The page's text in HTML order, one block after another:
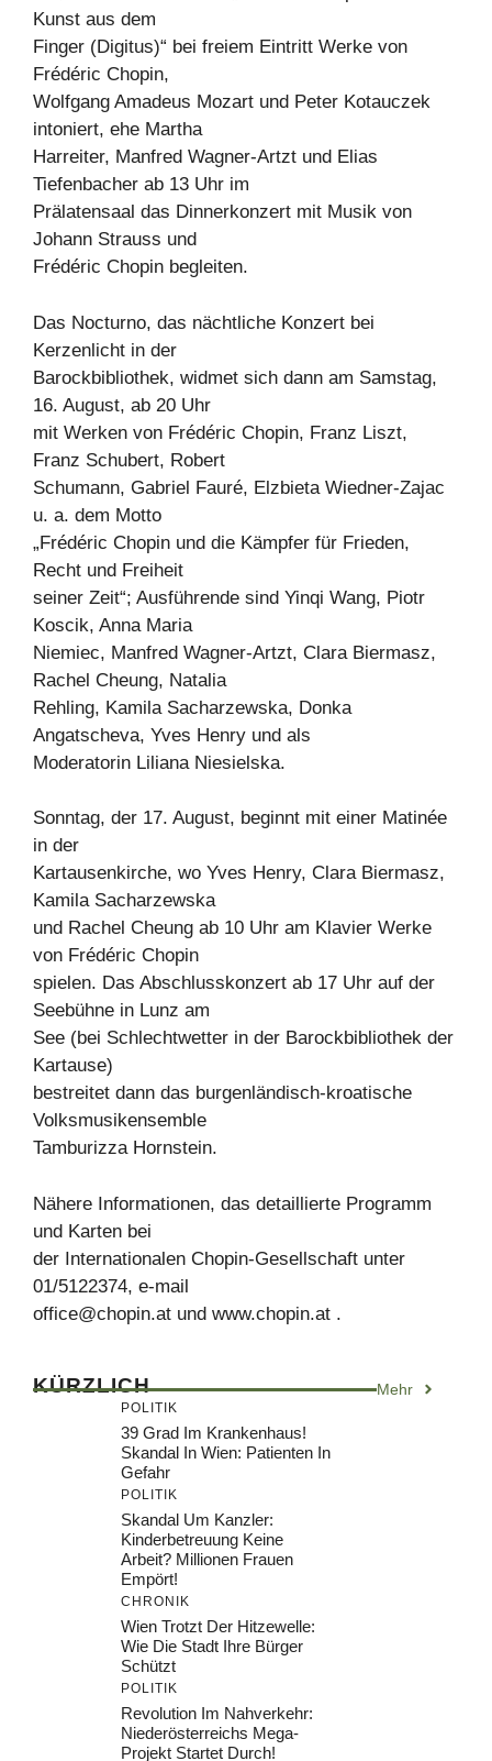
Kunst aus dem
Finger (Digitus)“ bei freiem Eintritt Werke von
Frédéric Chopin,
Wolfgang Amadeus Mozart und Peter Kotauczek
intoniert, ehe Martha
Harreiter, Manfred Wagner-Artzt und Elias
Tiefenbacher ab 13 Uhr im
Prälatensaal das Dinnerkonzert mit Musik von
Johann Strauss und
Frédéric Chopin begleiten.
Das Nocturno, das nächtliche Konzert bei
Kerzenlicht in der
Barockbibliothek, widmet sich dann am Samstag,
16. August, ab 20 Uhr
mit Werken von Frédéric Chopin, Franz Liszt,
Franz Schubert, Robert
Schumann, Gabriel Fauré, Elzbieta Wiedner-Zajac
u. a. dem Motto
„Frédéric Chopin und die Kämpfer für Frieden,
Recht und Freiheit
seiner Zeit“; Ausführende sind Yinqi Wang, Piotr
Koscik, Anna Maria
Niemiec, Manfred Wagner-Artzt, Clara Biermasz,
Rachel Cheung, Natalia
Rehling, Kamila Sacharzewska, Donka
Angatscheva, Yves Henry und als
Moderatorin Liliana Niesielska.
Sonntag, der 17. August, beginnt mit einer Matinée
in der
Kartausenkirche, wo Yves Henry, Clara Biermasz,
Kamila Sacharzewska
und Rachel Cheung ab 10 Uhr am Klavier Werke
von Frédéric Chopin
spielen. Das Abschlusskonzert ab 17 Uhr auf der
Seebühne in Lunz am
See (bei Schlechtwetter in der Barockbibliothek der
Kartause)
bestreitet dann das burgenländisch-kroatische
Volksmusikensemble
Tamburizza Hornstein.
Nähere Informationen, das detaillierte Programm
und Karten bei
der Internationalen Chopin-Gesellschaft unter
01/5122374, e-mail
office@chopin.at und www.chopin.at .
KÜRZLICH Mehr
POLITIK
39 Grad Im Krankenhaus!
Skandal In Wien: Patienten In
Gefahr
POLITIK
Skandal Um Kanzler:
Kinderbetreuung Keine
Arbeit? Millionen Frauen
Empört!
CHRONIK
Wien Trotzt Der Hitzewelle:
Wie Die Stadt Ihre Bürger
Schützt
POLITIK
Revolution Im Nahverkehr:
Niederösterreichs Mega-
Projekt Startet Durch!